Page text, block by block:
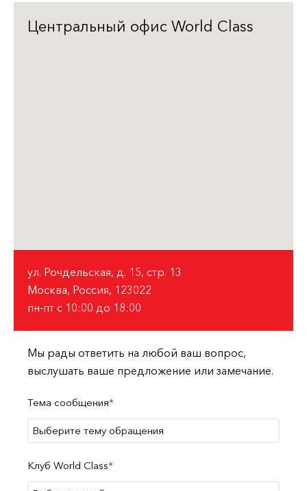
Центральный офис World Class
ул. Рочдельская, д. 15, стр. 13
Москва, Россия, 123022
пн-пт с 10:00 до 18:00
Мы рады ответить на любой ваш вопрос,
выслушать ваше предложение или замечание.
Тема сообщения
Клуб World Class